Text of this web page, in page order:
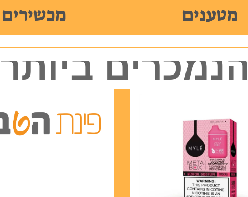
מטענים מכשירים
הנמכרים ביותר